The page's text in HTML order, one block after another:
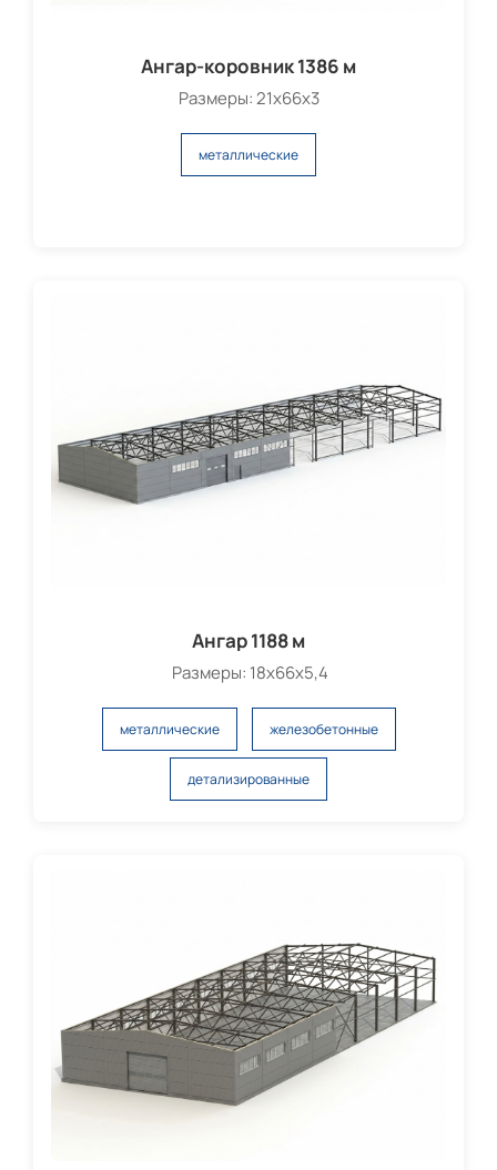
Ангар-коровник 1386 м
Размеры: 21х66х3
металлические
Ангар 1188 м
Размеры: 18х66х5,4
металлические железобетонные
детализированные